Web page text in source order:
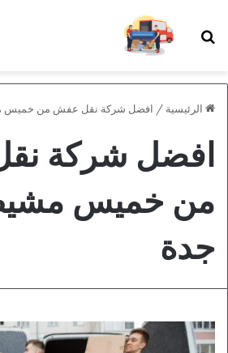
بحث عن
الرئيسية / افضل شركة نقل عفش من خميس
افضل شركة
من خميس
جدة